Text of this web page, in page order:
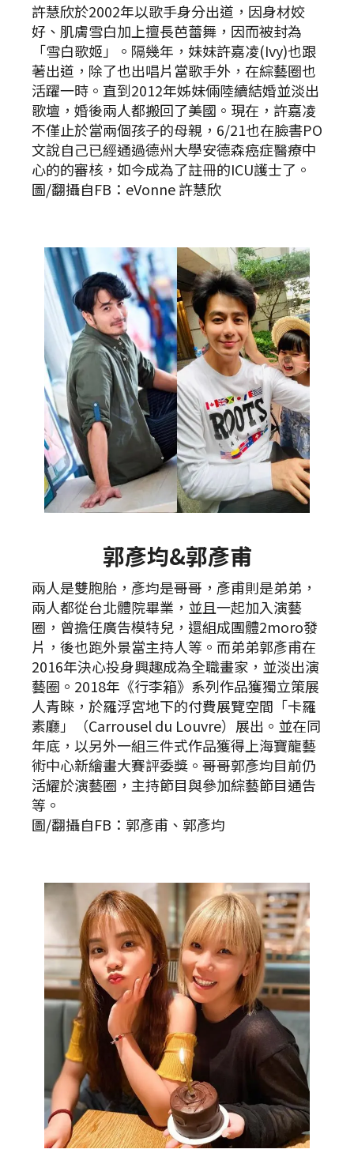
許慧欣於2002年以歌手身分出道，因身材姣
好、肌膚雪白加上擅長芭蕾舞，因而被封為
「雪白歌姬」。隔幾年，妹妹許嘉凌(Ivy)也跟
著出道，除了也出唱片當歌手外，在綜藝圈也
活躍一時。直到2012年姊妹倆陸續結婚並淡出
歌壇，婚後兩人都搬回了美國。現在，許嘉凌
不僅止於當兩個孩子的母親，6/21也在臉書PO
文說自己已經通過德州大學安德森癌症醫療中
心的的審核，如今成為了註冊的ICU護士了。
圖/翻攝自FB：eVonne 許慧欣
郭彥均&郭彥甫
兩人是雙胞胎，彥均是哥哥，彥甫則是弟弟，
兩人都從台北體院畢業，並且一起加入演藝
圈，曾擔任廣告模特兒，還組成團體2moro發
片，後也跑外景當主持人等。而弟弟郭彥甫在
2016年決心投身興趣成為全職畫家，並淡出演
藝圈。2018年《行李箱》系列作品獲獨立策展
人青睞，於羅浮宮地下的付費展覽空間「卡羅
素廳」（Carrousel du Louvre）展出。並在同
年底，以另外一組三件式作品獲得上海寶龍藝
術中心新繪畫大賽評委獎。哥哥郭彥均目前仍
活耀於演藝圈，主持節目與參加綜藝節目通告
等。
圖/翻攝自FB：郭彥甫、郭彥均